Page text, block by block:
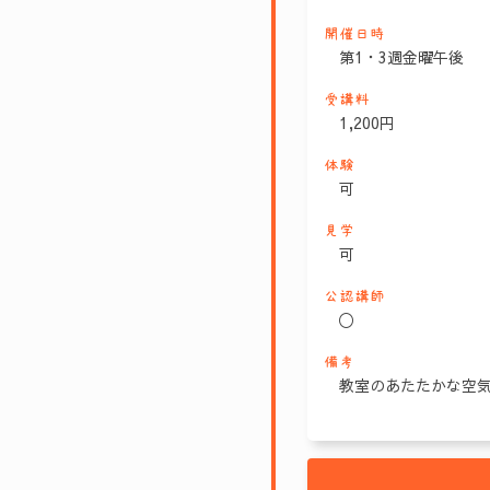
開催日時
第1・3週金曜午後
受講料
1,200円
体験
可
見学
可
公認講師
〇
備考
教室のあたたかな空